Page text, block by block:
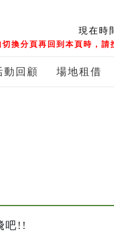
現在時
切換分頁再回到本頁時，
動回顧 場地租借
吧!!